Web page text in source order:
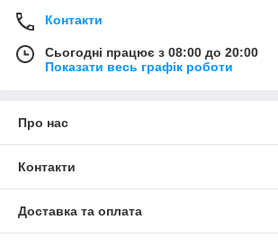
Контакти
Сьогодні працює з 08:00 до 20:00
Показати весь графік роботи
Про нас
Контакти
Доставка та оплата